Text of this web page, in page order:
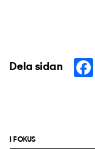
Dela sidan
I FOKUS